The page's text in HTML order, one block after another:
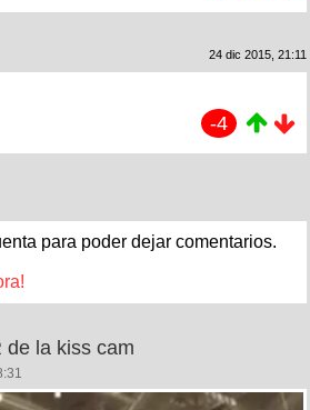
24 dic 2015, 21:11
-4
para poder dejar comentarios.
de la kiss cam